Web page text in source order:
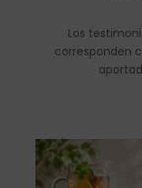
Los
corresponden